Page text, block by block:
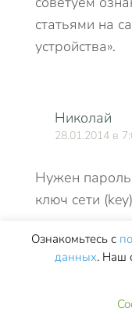
статьями на
устройства».
Николай
28.01.2014 в
Нужен пароль
ключ сети (key)
Ознакомьтесь с
данных. Наш